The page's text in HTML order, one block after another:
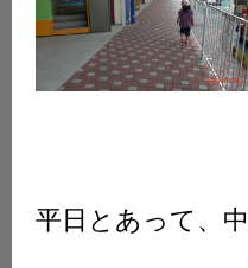
平日とあって、